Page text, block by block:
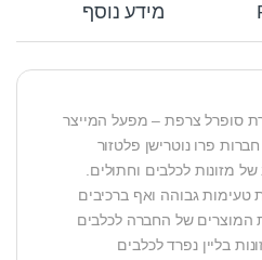
מידע נוסף
סופרל צרפת – מפעל המייצר
פרו נוטרישן פלטזור
מזונות לכלבים וחתולים.
טעימות גבוהה ואף ברכיבים
המוצרים של החברה לכלבים
בליין נפרד לכלבים